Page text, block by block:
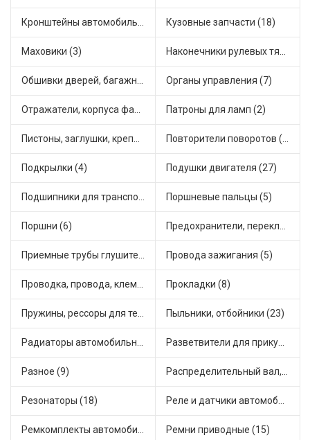
Кронштейны автомобильные (2) Кузовные запчасти (18)
Маховики (3) Наконечники рулевых тяг (18)
Обшивки дверей, багажника, потолков, накладки салона (1) Органы управления (7)
Отражатели, корпуса фар и фонарей (2) Патроны для ламп (2)
Пистоны, заглушки, крепежные элементы (2) Повторители поворотов (3)
Подкрылки (4) Подушки двигателя (27)
Подшипники для транспорта (21) Поршневые пальцы (5)
Поршни (6) Предохранители, переключатели, кнопки автомобильные (43)
Приемные трубы глушителя (1) Провода зажигания (5)
Проводка, провода, клеммы и разъемы (5) Прокладки (8)
Пружины, рессоры для техники (7) Пыльники, отбойники (23)
Радиаторы автомобильные (7) Разветвители для прикуривателя (2)
Разное (9) Распределительный вал, шестерни распределительного (1)
Резонаторы (18) Реле и датчики автомобильные (80)
Ремкомплекты автомобильные (19) Ремни приводные (15)